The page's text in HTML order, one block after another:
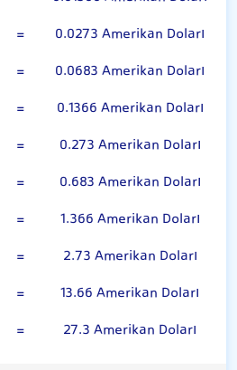
=
0.0273 Amerikan Doları
=
0.0683 Amerikan Doları
=
0.1366 Amerikan Doları
=
0.273 Amerikan Doları
=
0.683 Amerikan Doları
=
1.366 Amerikan Doları
=
2.73 Amerikan Doları
=
13.66 Amerikan Doları
= 27.3 Amerikan Doları